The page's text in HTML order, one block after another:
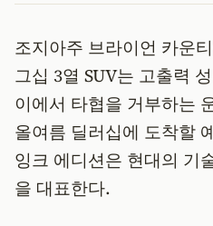
조지아주 브라이언 카운
그십 3열 SUV는 고출력
이에서 타협을 거부하는
올여름 딜러십에 도착할
잉크 에디션은 현대의 기
을 대표한다.